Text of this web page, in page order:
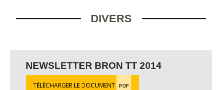
DIVERS
NEWSLETTER BRON TT 2014
TÉLÉCHARGER LE DOCUMENT PDF